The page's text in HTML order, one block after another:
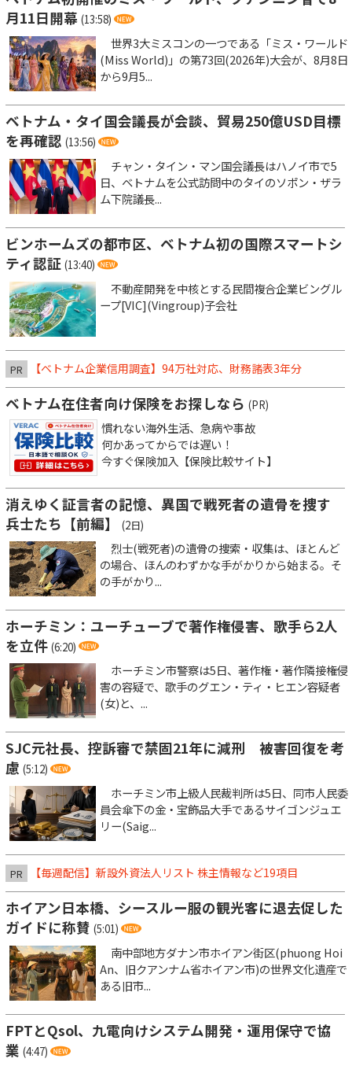
月11日開幕 (13:58)
世界3大ミスコンの一つである「ミス・ワールド
(Miss World)」の第73回(2026年)大会が、8月8日
から9月5...
ベトナム・タイ国会議長が会談、貿易250億USD目標
を再確認 (13:56)
チャン・タイン・マン国会議長はハノイ市で5
日、ベトナムを公式訪問中のタイのソポン・ザラ
ム下院議長...
ビンホームズの都市区、ベトナム初の国際スマートシ
ティ認証 (13:40)
不動産開発を中核とする民間複合企業ビングル
ープ[VIC](Vingroup)子会社
PR 【ベトナム企業信用調査】94万社対応、財務諸表3年分
ベトナム在住者向け保険をお探しなら (PR)
慣れない海外生活、急病や事故
何かあってからでは遅い！
今すぐ保険加入【保険比較サイト】
消えゆく証言者の記憶、異国で戦死者の遺骨を捜す
兵士たち【前編】
(2日)
烈士(戦死者)の遺骨の捜索・収集は、ほとんど
の場合、ほんのわずかな手がかりから始まる。そ
の手がかり...
ホーチミン：ユーチューブで著作権侵害、歌手ら2人
を立件 (6:20)
ホーチミン市警察は5日、著作権・著作隣接権侵
害の容疑で、歌手のグエン・ティ・ヒエン容疑者
(女)と、...
SJC元社長、控訴審で禁固21年に減刑 被害回復を考
慮 (5:12)
ホーチミン市上級人民裁判所は5日、同市人民委
員会傘下の金・宝飾品大手であるサイゴンジュエ
リー(Saig...
PR 【毎週配信】新設外資法人リスト 株主情報など19項目
ホイアン日本橋、シースルー服の観光客に退去促した
ガイドに称賛 (5:01)
南中部地方ダナン市ホイアン街区(phuong Hoi
An、旧クアンナム省ホイアン市)の世界文化遺産で
ある旧市...
FPTとQsol、九電向けシステム開発・運用保守で協
業 (4:47)